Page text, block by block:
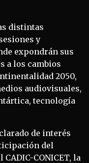
distintas
y
expondrán sus
a los cambios
2050,
audiovisuales,
tecnología
de interés
del
CONICET, la